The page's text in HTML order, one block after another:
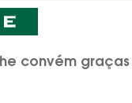
convém